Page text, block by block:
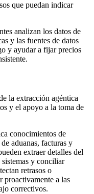
que puedan indicar
analizan los datos de
y las fuentes de datos
y ayudar a fijar precios
la extracción agéntica
y el apoyo a la toma de
conocimientos de
aduanas, facturas y
extraer detalles del
sistemas y conciliar
retrasos o
proactivamente a las
correctivos.